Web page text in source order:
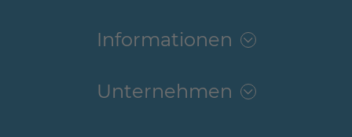
Informationen
Unternehmen